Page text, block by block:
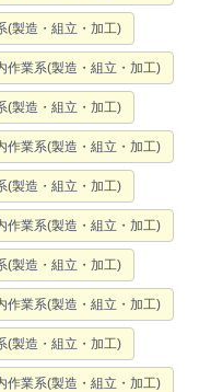
(製造・組立・加工)
作業系(製造・組立・加工)
(製造・組立・加工)
作業系(製造・組立・加工)
(製造・組立・加工)
作業系(製造・組立・加工)
(製造・組立・加工)
作業系(製造・組立・加工)
(製造・組立・加工)
作業系(製造・組立・加工)